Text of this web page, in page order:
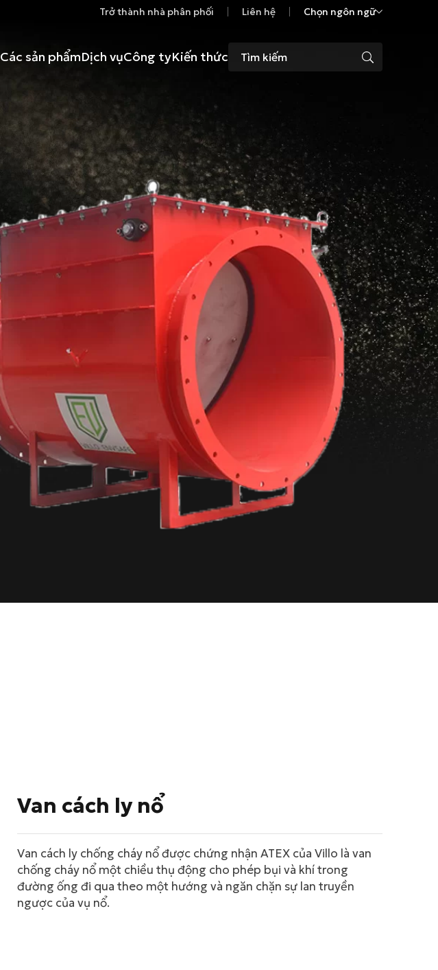
Trở thành nhà phân phối Liên hệ Chọn ngôn ngữ
Các sản phẩmDịch vụCông tyKiến thức
Van cách ly nổ
Van cách ly chống cháy nổ được chứng nhận ATEX của Villo là van
chống cháy nổ một chiều thụ động cho phép bụi và khí trong
đường ống đi qua theo một hướng và ngăn chặn sự lan truyền
ngược của vụ nổ.